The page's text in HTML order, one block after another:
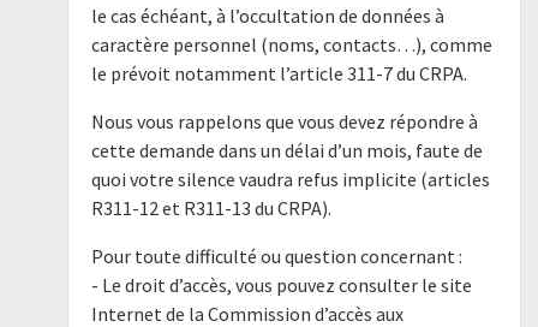
le cas échéant, à l’occultation de données à
caractère personnel (noms, contacts…), comme
le prévoit notamment l’article 311-7 du CRPA.
Nous vous rappelons que vous devez répondre à
cette demande dans un délai d’un mois, faute de
quoi votre silence vaudra refus implicite (articles
R311-12 et R311-13 du CRPA).
Pour toute difficulté ou question concernant :
- Le droit d’accès, vous pouvez consulter le site
Internet de la Commission d’accès aux